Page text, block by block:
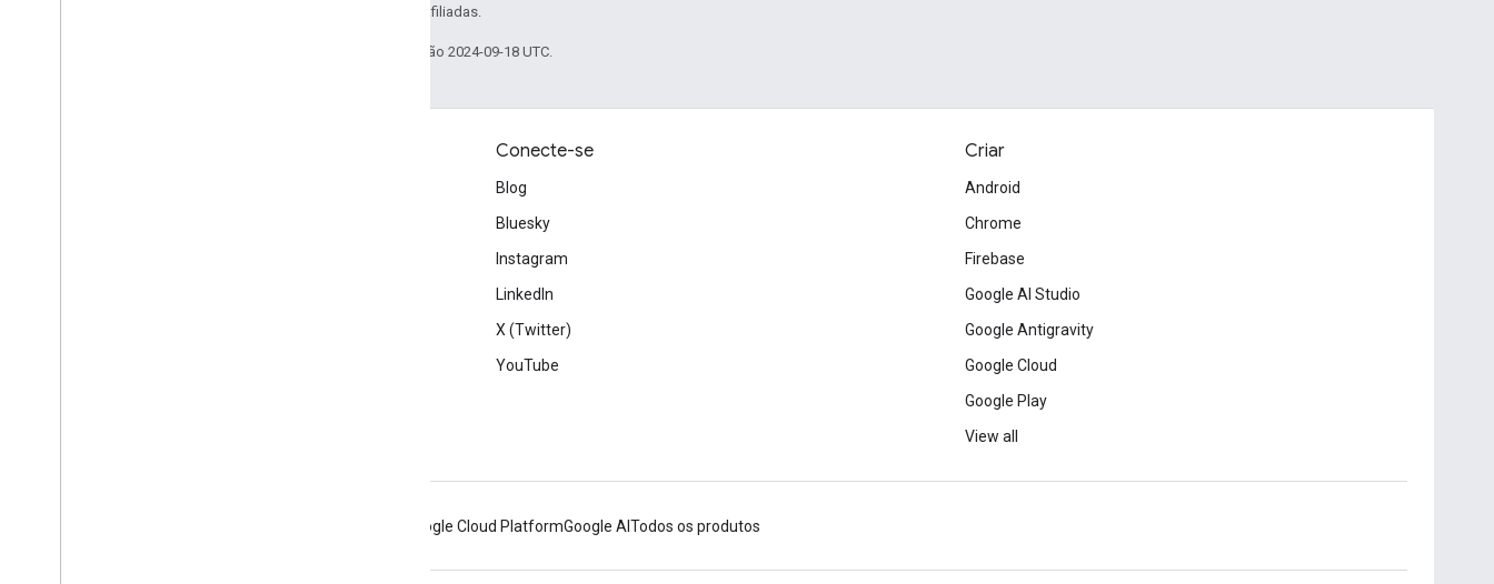
da Oracle e/ou afiliadas.
Última atualização 2024-09-18 UTC.
Conecte-se
Blog
Bluesky
Instagram
LinkedIn
X (Twitter)
YouTube
Criar
Android
Chrome
Firebase
Google AI Studio
Google Antigravity
Google Cloud
Google Play
View all
Google Cloud PlatformGoogle AI Todos os produtos